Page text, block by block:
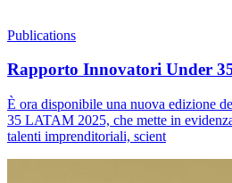
Publications
Rapporto Innovatori Under
È ora disponibile una nuova edizione
35 LATAM 2025, che mette in
talenti imprenditoriali, scient